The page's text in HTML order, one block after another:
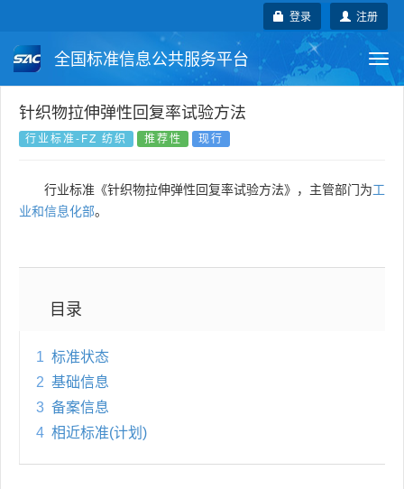
注册
登录
全国标准信息公共服务平台
国家标准 行业标准
国外标准 技术委员会
针织物拉伸弹性回复率试验方法
行业标准-FZ 纺织 推荐性 现行
行业标准《针织物拉伸弹性回复率试验方法》，主管部门为工
业和信息化部。
目录
1 标准状态
2 基础信息
3 备案信息
4 相近标准(计划)